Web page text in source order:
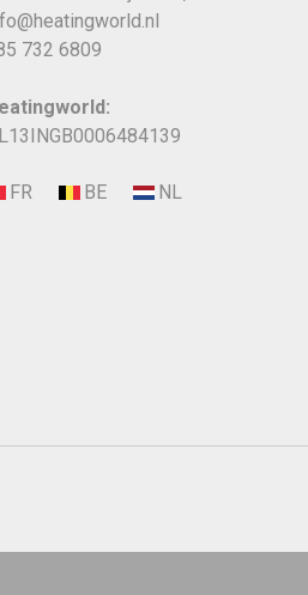
732 6809